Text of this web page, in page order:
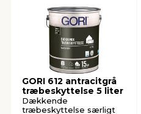
GORI 612 antracitgrå
træbeskyttelse 5 liter
Dækkende
træbeskyttelse særligt